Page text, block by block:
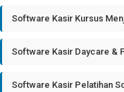
Software Kasir Kursus
Software Kasir Daycare &
Software Kasir Pelatihan